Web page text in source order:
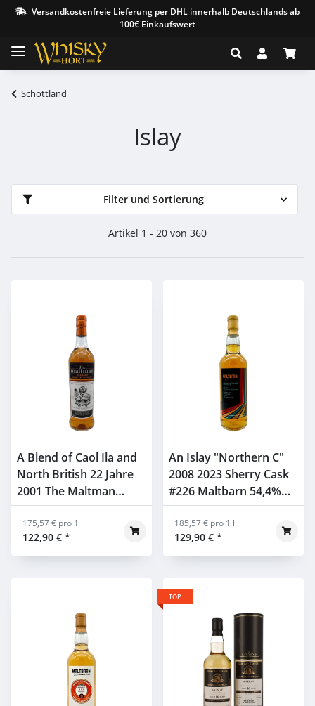
Versandkostenfreie Lieferung per DHL innerhalb Deutschlands ab
100€ Einkaufswert
Schottland
Islay
Filter und Sortierung
Artikel 1 - 20 von 360
A Blend of Caol Ila and
North British 22 Jahre
2001 The Maltman
45,9% 0,7l
122,90 € *
175,57 € pro 1 l
An Islay "Northern C"
2008 2023 Sherry Cask
#226 Maltbarn 54,4%
0,7l
129,90 € *
185,57 € pro 1 l
TOP